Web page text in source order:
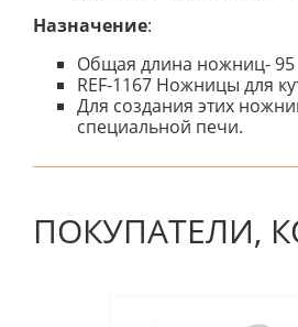
Назначение:
Общая длина ножниц-
REF-1167 Ножницы для
Для создания этих
специальной печи.
К настоящему времени нет
ПОКУПАТЕЛИ,